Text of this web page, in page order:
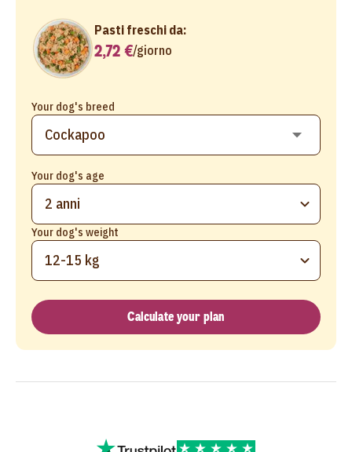
Your dog's breed
Your dog's age
2 anni
Your dog's weight
12-15 kg
Pasti freschi da:
2,72 €/giorno
Calculate your plan